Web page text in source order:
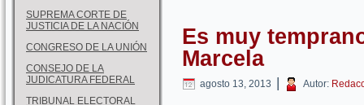
SUPREMA CORTE DE
JUSTICIA DE LA NACIÓN
CONGRESO DE LA UNIÓN
CONSEJO DE LA
JUDICATURA FEDERAL
TRIBUNAL ELECTORAL
Es muy
Marcela
agosto 13, 2013 | Autor: